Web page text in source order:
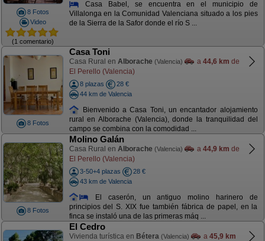
8 Fotos
Video
(1 comentario)
Casa Babel, se encuentra en el municipio de
Villalonga en la Comunidad Valenciana situado a los pies
de la Sierra de la Safor donde el río S ...
8 Fotos
Casa Toni
Casa Rural en Alborache (Valencia) a 44,6 km de
El Perello (Valencia)
8 plazas
28 €
44 km de Valencia
Bienvenido a Casa Toni, un encantador alojamiento
rural en Alborache (Valencia), donde la tranquilidad del
campo se combina con la comodidad ...
8 Fotos
Molino Galán
Casa Rural en Alborache (Valencia) a 44,9 km de
El Perello (Valencia)
3-50+4 plazas
28 €
43 km de Valencia
El caserón, un antiguo molino harinero de
principios del S. XIX fue también fábrica de papel, en la
finca se instaló una de las primeras máq ...
El Cedro
Vivienda turística en Bétera (Valencia) a 45,9 km